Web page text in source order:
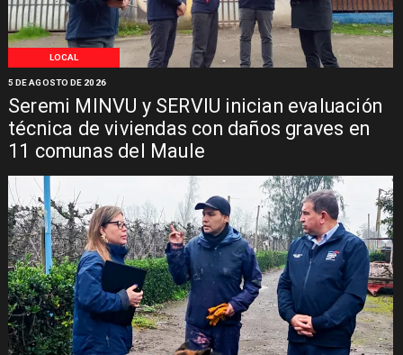
LOCAL
Seremi MINVU y SERVIU inician evaluación
técnica de viviendas con daños graves en
11 comunas del Maule
5 DE AGOSTO DE 2026